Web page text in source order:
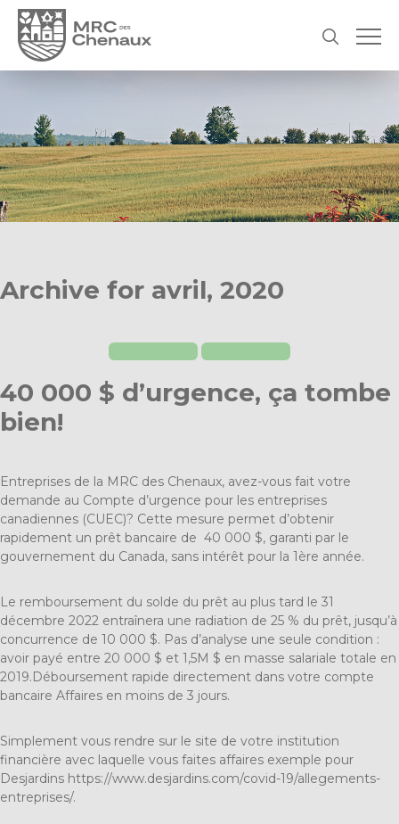
Archive for avril, 2020
40 000 $ d’urgence, ça tombe
bien!
Entreprises de la MRC des Chenaux, avez-vous fait votre
demande au Compte d’urgence pour les entreprises
canadiennes (CUEC)? Cette mesure permet d’obtenir
rapidement un prêt bancaire de 40 000 $, garanti par le
gouvernement du Canada, sans intérêt pour la 1ère année.
Le remboursement du solde du prêt au plus tard le 31
décembre 2022 entraînera une radiation de 25 % du prêt, jusqu’à
concurrence de 10 000 $. Pas d’analyse une seule condition :
avoir payé entre 20 000 $ et 1,5M $ en masse salariale totale en
2019.Déboursement rapide directement dans votre compte
bancaire Affaires en moins de 3 jours.
Simplement vous rendre sur le site de votre institution
financière avec laquelle vous faites affaires exemple pour
Desjardins https://www.desjardins.com/covid-19/allegements-
entreprises/.